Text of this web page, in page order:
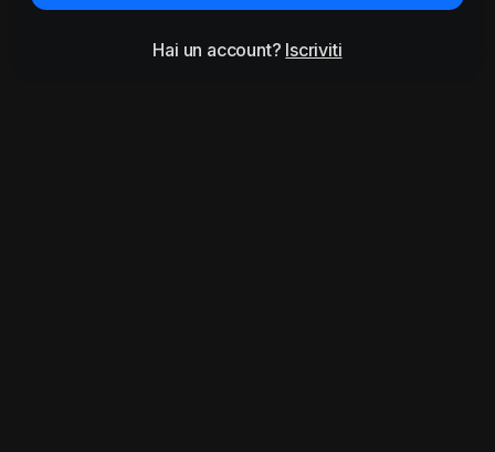
Hai un account? Iscriviti